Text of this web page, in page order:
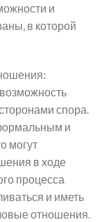
и
в которой
спора.
и
могут
в ходе
процесса
и иметь
отношения.